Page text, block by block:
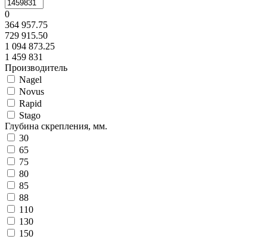
0
364 957.75
729 915.50
1 094 873.25
1 459 831
Производитель
Nagel
Novus
Rapid
Stago
Глубина скрепления, мм.
30
65
75
80
85
88
110
130
150